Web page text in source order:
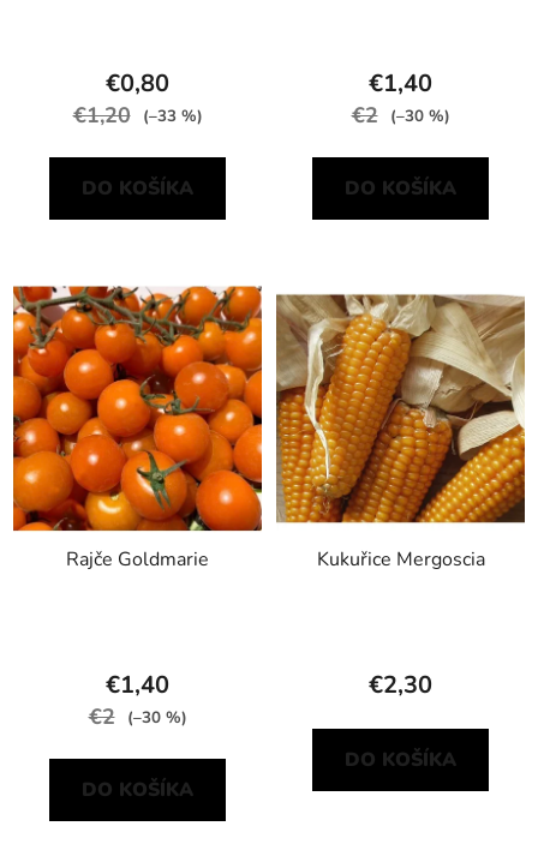
€0,80
€1,20 (–33 %)
DO KOŠÍKA
€1,40
€2 (–30 %)
DO KOŠÍKA
Rajče Goldmarie
€1,40
€2 (–30 %)
DO KOŠÍKA
Kukuřice Mergoscia
€2,30
DO KOŠÍKA